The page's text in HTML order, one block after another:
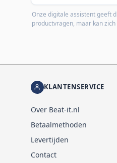
Onze digitale assistent geeft
productvragen, maar kan
KLANTENSERVICE
Over Beat-it.nl
Betaalmethoden
Levertijden
Contact